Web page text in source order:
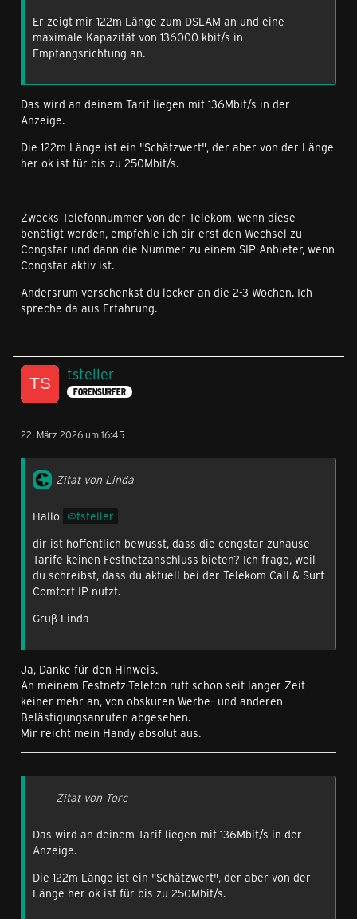
Er zeigt mir 122m Länge zum DSLAM an und eine
maximale Kapazität von 136000 kbit/s in
Empfangsrichtung an.
Das wird an deinem Tarif liegen mit 136Mbit/s in der
Anzeige.
Die 122m Länge ist ein "Schätzwert", der aber von der Länge
her ok ist für bis zu 250Mbit/s.
Zwecks Telefonnummer von der Telekom, wenn diese
benötigt werden, empfehle ich dir erst den Wechsel zu
Congstar und dann die Nummer zu einem SIP-Anbieter, wenn
Congstar aktiv ist.
Andersrum verschenkst du locker an die 2-3 Wochen. Ich
spreche da aus Erfahrung.
tsteller
FORENSURFER
22. März 2026 um 16:45
Zitat von Linda
Hallo
tsteller
dir ist hoffentlich bewusst, dass die congstar zuhause
Tarife keinen Festnetzanschluss bieten? Ich frage, weil
du schreibst, dass du aktuell bei der Telekom Call & Surf
Comfort IP nutzt.
Gruß Linda
Ja, Danke für den Hinweis.
An meinem Festnetz-Telefon ruft schon seit langer Zeit
keiner mehr an, von obskuren Werbe- und anderen
Belästigungsanrufen abgesehen.
Mir reicht mein Handy absolut aus.
Zitat von Torc
Das wird an deinem Tarif liegen mit 136Mbit/s in der
Anzeige.
Die 122m Länge ist ein "Schätzwert", der aber von der
Länge her ok ist für bis zu 250Mbit/s.